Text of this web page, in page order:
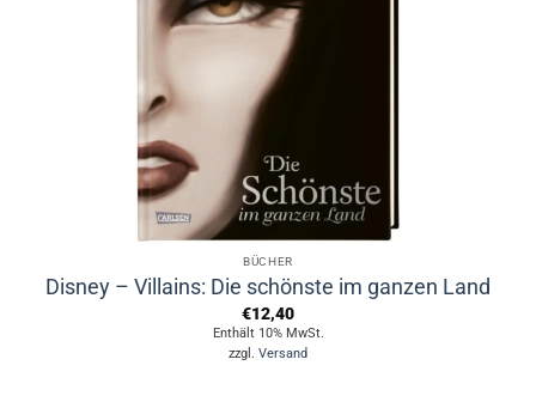
BÜCHER
Disney – Villains: Die schönste im ganzen Land
€12,40
Enthält 10% MwSt.
zzgl. Versand